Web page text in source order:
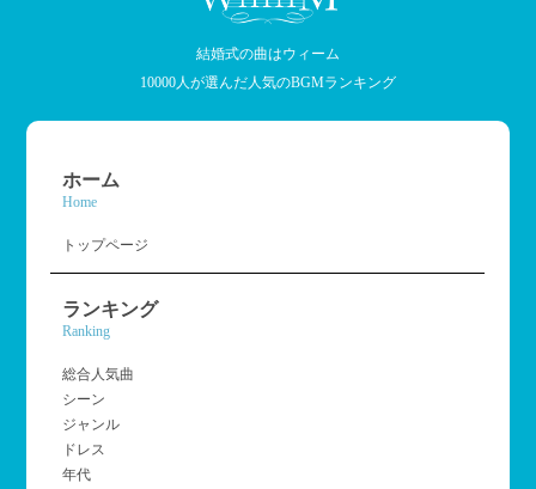
結婚式の曲はウィーム
10000人が選んだ人気のBGMランキング
ホーム
Home
トップページ
ランキング
Ranking
総合人気曲
シーン
ジャンル
ドレス
年代